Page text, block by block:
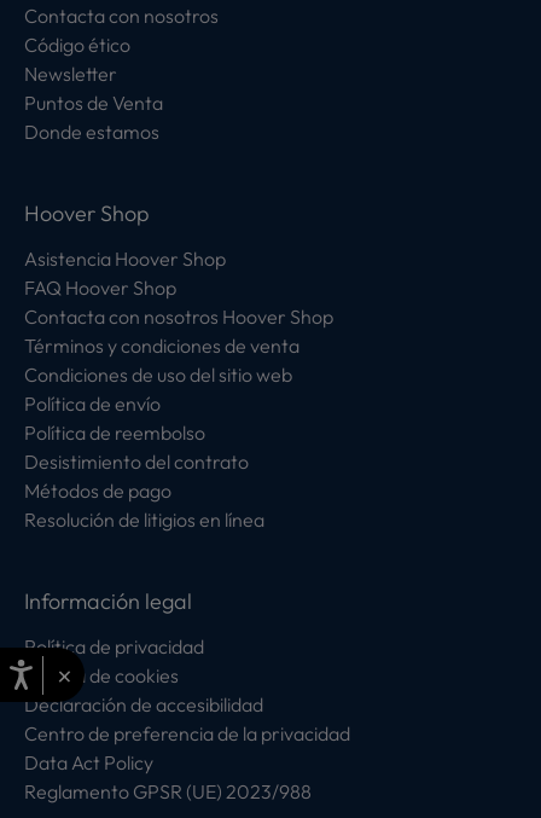
Contacta con nosotros
Código ético
Newsletter
Puntos de Venta
Donde estamos
Hoover Shop
Asistencia Hoover Shop
FAQ Hoover Shop
Contacta con nosotros Hoover Shop
Términos y condiciones de venta
Condiciones de uso del sitio web
Política de envío
Política de reembolso
Desistimiento del contrato
Métodos de pago
Resolución de litigios en línea
Información legal
Política de privacidad
Política de cookies
Declaración de accesibilidad
Centro de preferencia de la privacidad
Data Act Policy
Reglamento GPSR (UE) 2023/988
×